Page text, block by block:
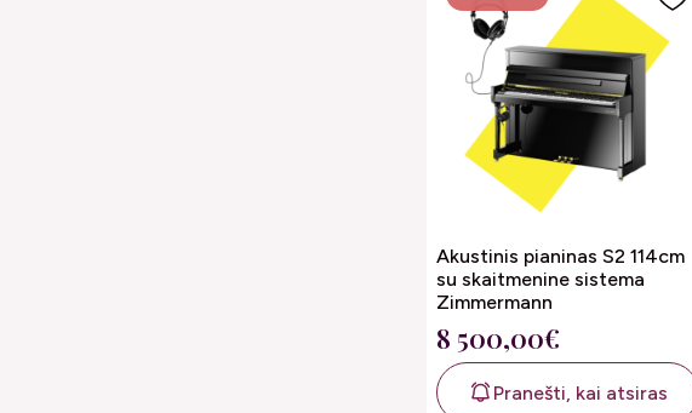
Akustinis pianinas S2 114cm
su skaitmenine sistema
Zimmermann
8 500,00€
Pranešti, kai atsiras